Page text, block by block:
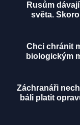
Rusům
světa.
Chci chránit
biologickým
Záchranáři
báli platit